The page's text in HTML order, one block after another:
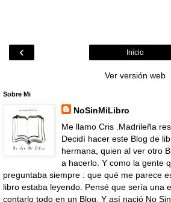
‹ Inicio
Ver versión web
Sobre Mi
NoSinMiLibro
Me llamo Cris .Madrileña
Decidí hacer este Blog de
hermana, quien al ver otro
a hacerlo. Y como la gente
preguntaba siempre : que qué me parece
libro estaba leyendo. Pensé que sería una
contarlo todo en un Blog. Y así nació No